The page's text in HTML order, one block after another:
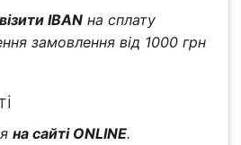
IBAN на сплату
замовлення від 1000 грн
на сайті ONLINE.